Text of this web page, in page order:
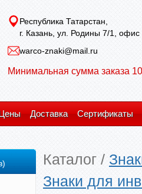
Республика Татарстан,
г. Казань, ул. Родины 7/1, офис
warco-znaki@mail.ru
Минимальная сумма заказа
Доставка Сертификаты
Каталог /
Знаки для